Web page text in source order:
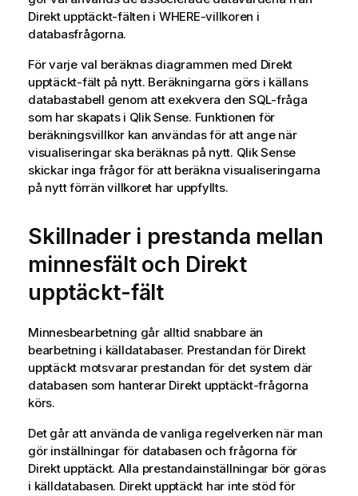
Direkt upptäckt-fälten i WHERE-villkoren i
databasfrågorna.
För varje val beräknas diagrammen med Direkt
upptäckt-fält på nytt. Beräkningarna görs i källans
databastabell genom att exekvera den SQL-fråga
som har skapats i Qlik Sense. Funktionen för
beräkningsvillkor kan användas för att ange när
visualiseringar ska beräknas på nytt. Qlik Sense
skickar inga frågor för att beräkna visualiseringarna
på nytt förrän villkoret har uppfyllts.
Skillnader i prestanda mellan
minnesfält och Direkt
upptäckt-fält
Minnesbearbetning går alltid snabbare än
bearbetning i källdatabaser. Prestandan för Direkt
upptäckt motsvarar prestandan för det system där
databasen som hanterar Direkt upptäckt-frågorna
körs.
Det går att använda de vanliga regelverken när man
gör inställningar för databasen och frågorna för
Direkt upptäckt. Alla prestandainställningar bör göras
i källdatabasen. Direkt upptäckt har inte stöd för